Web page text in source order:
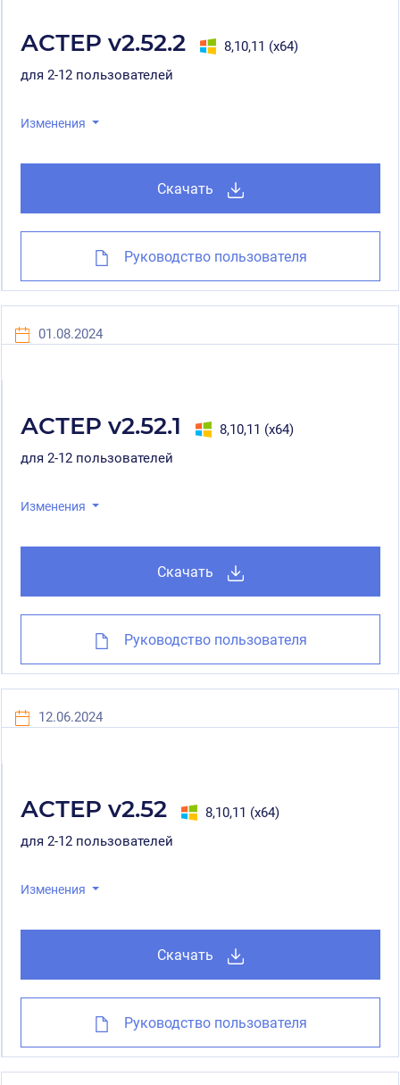
АСТЕР v2.52.2
8,10,11 (x64)
для 2-12 пользователей
Изменения
Скачать
Руководство пользователя
01.08.2024
АСТЕР v2.52.1
8,10,11 (x64)
для 2-12 пользователей
Изменения
Скачать
Руководство пользователя
12.06.2024
АСТЕР v2.52
8,10,11 (x64)
для 2-12 пользователей
Изменения
Скачать
Руководство пользователя